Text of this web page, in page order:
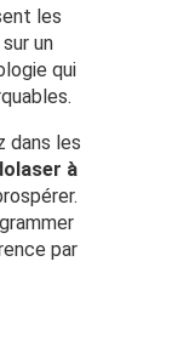
les
un
qui
dans les
à
par